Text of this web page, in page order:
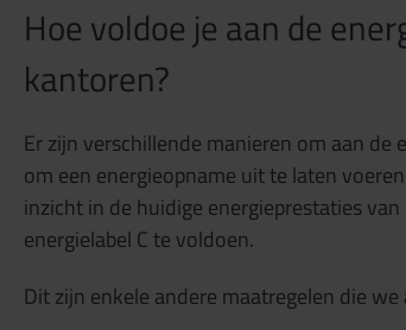
Hoe voldoe je aan de
kantoren?
Er zijn verschillende manieren om aan de
om een energieopname uit te laten
inzicht in de huidige energieprestaties
energielabel C te voldoen.
Dit zijn enkele andere maatregelen die we